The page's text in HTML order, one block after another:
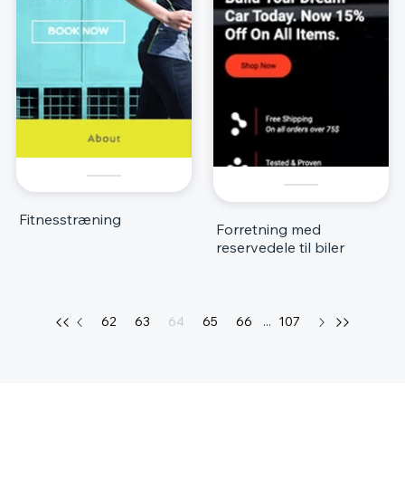
Fitnesstræning
Forretning med
reservedele til biler
62 63 64 65 66 ... 107